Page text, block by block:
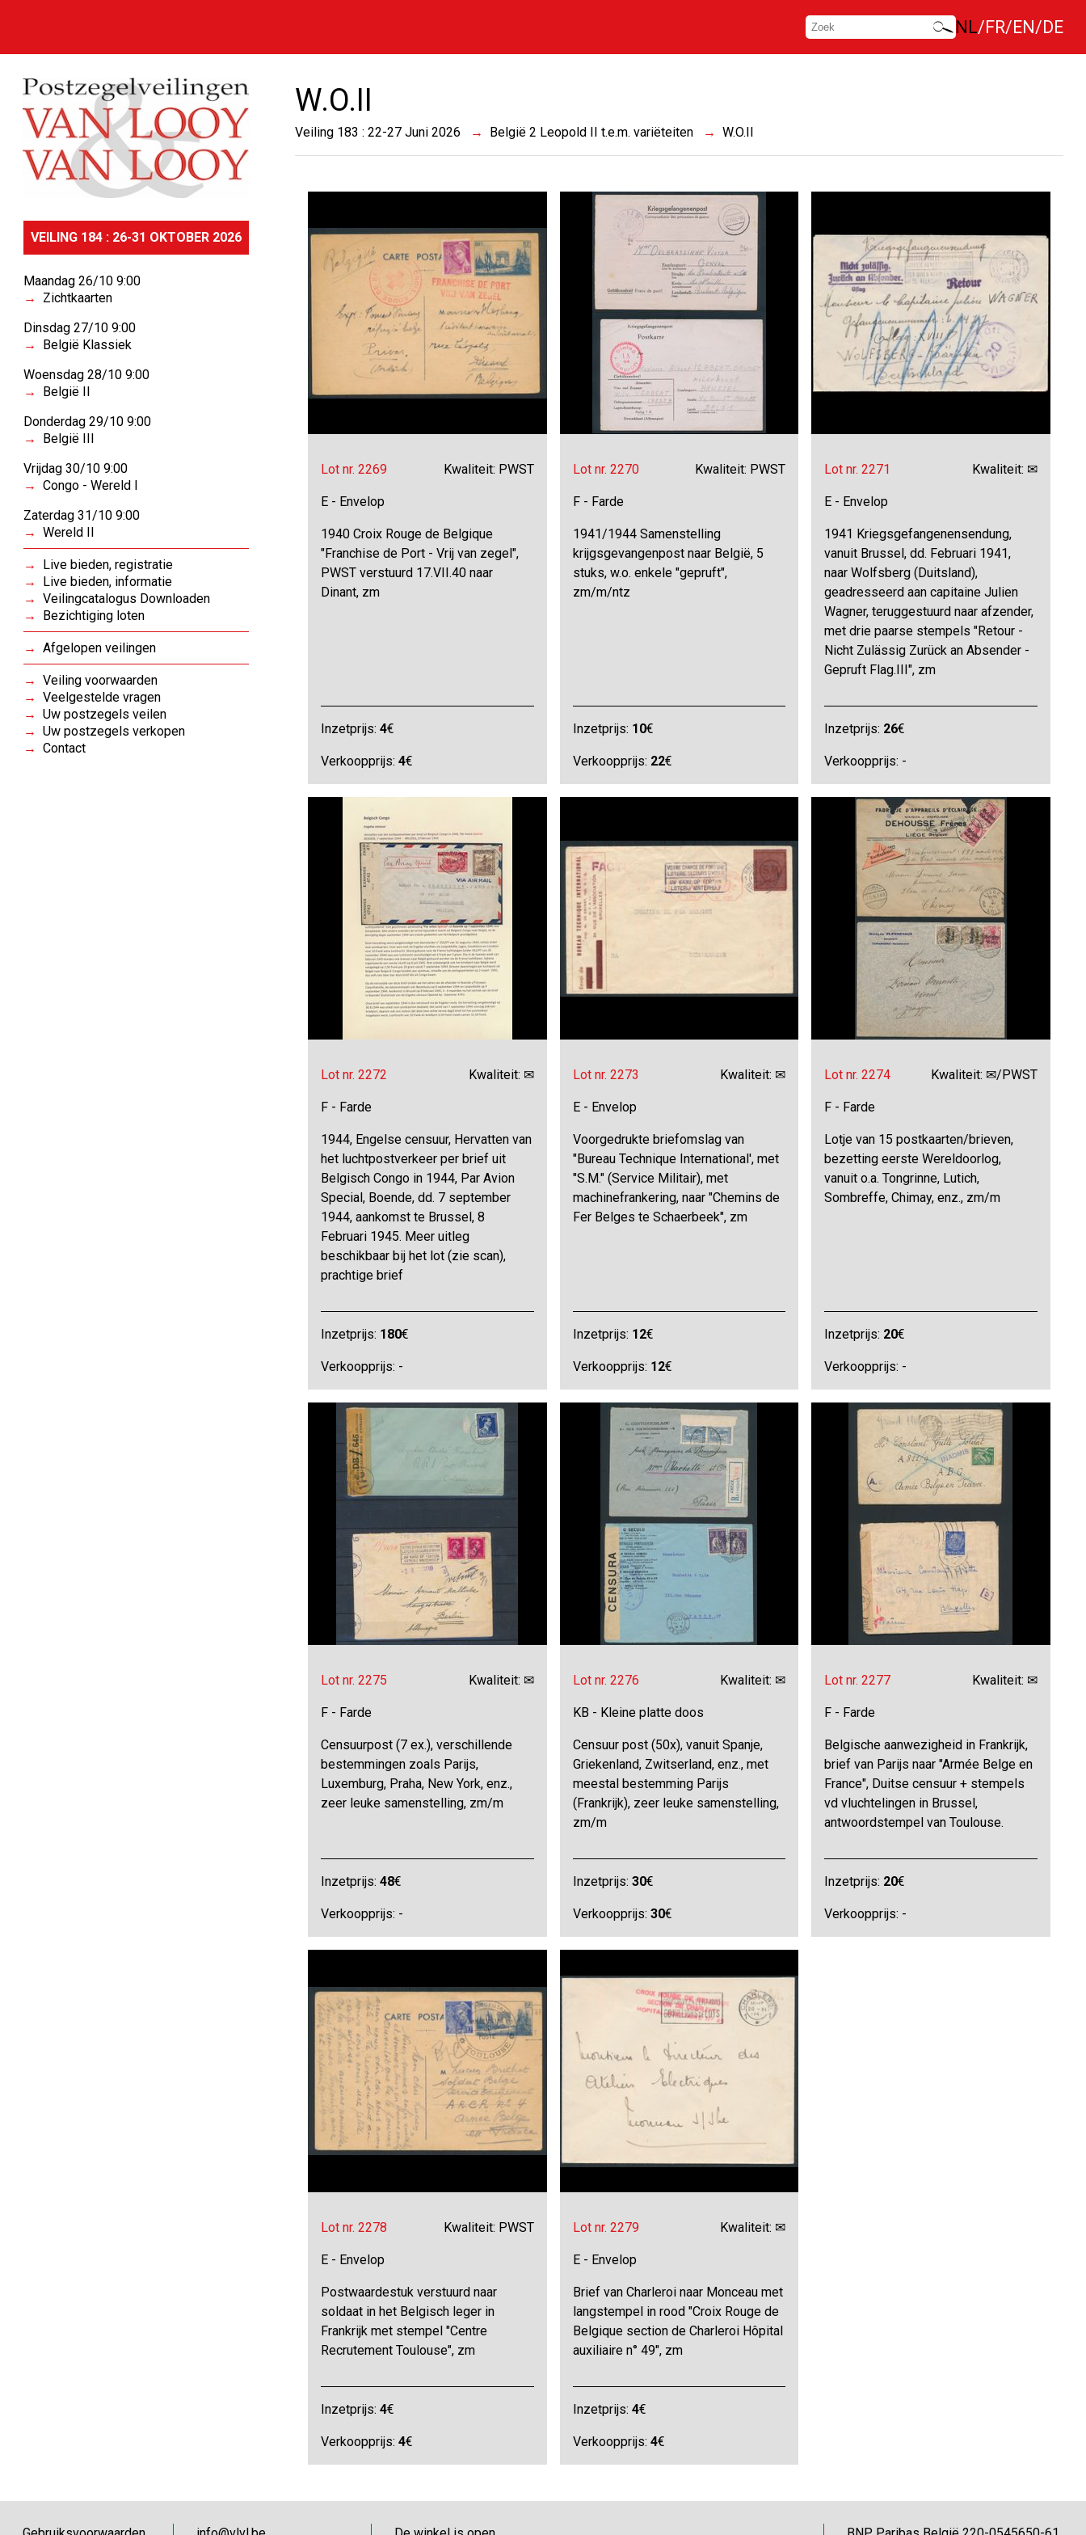
NL FR EN DE
VEILING 184 : 26-31 OKTOBER 2026
Maandag 26/10 9:00
Zichtkaarten
Dinsdag 27/10 9:00
België Klassiek
Woensdag 28/10 9:00
België II
Donderdag 29/10 9:00
België III
Vrijdag 30/10 9:00
Congo - Wereld I
Zaterdag 31/10 9:00
Wereld II
Live bieden, registratie
Live bieden, informatie
Veilingcatalogus Downloaden
Bezichtiging loten
Afgelopen veilingen
Veiling voorwaarden
Veelgestelde vragen
Uw postzegels veilen
Uw postzegels verkopen
Contact
W.O.II
Veiling 183 : 22-27 Juni 2026 België 2 Leopold II t.e.m. variëteiten W.O.II
Lot nr. 2269 Kwaliteit: PWST
E - Envelop
1940 Croix Rouge de Belgique
"Franchise de Port - Vrij van zegel",
PWST verstuurd 17.VII.40 naar
Dinant, zm
Inzetprijs:4€
Verkoopprijs:4€
Lot nr. 2270 Kwaliteit: PWST
F - Farde
1941/1944 Samenstelling
krijgsgevangenpost naar België, 5
stuks, w.o. enkele "gepruft",
zm/m/ntz
Inzetprijs: 10€
Verkoopprijs: 22€
Lot nr. 2271 Kwaliteit: ✉
E - Envelop
1941 Kriegsgefangenensendung,
vanuit Brussel, dd. Februari 1941,
naar Wolfsberg (Duitsland),
geadresseerd aan capitaine Julien
Wagner, teruggestuurd naar afzender,
met drie paarse stempels "Retour -
Nicht Zulässig Zurück an Absender -
Gepruft Flag.III", zm
Inzetprijs: 26€
Verkoopprijs: -
Lot nr. 2272 Kwaliteit: ✉
F - Farde
1944, Engelse censuur, Hervatten van
het luchtpostverkeer per brief uit
Belgisch Congo in 1944, Par Avion
Special, Boende, dd. 7 september
1944, aankomst te Brussel, 8
Februari 1945. Meer uitleg
beschikbaar bij het lot (zie scan),
prachtige brief
Inzetprijs: 180€
Verkoopprijs: -
Lot nr. 2273 Kwaliteit: ✉
E - Envelop
Voorgedrukte briefomslag van
"Bureau Technique International', met
"S.M." (Service Militair), met
machinefrankering, naar "Chemins de
Fer Belges te Schaerbeek", zm
Inzetprijs: 12€
Verkoopprijs: 12€
Lot nr. 2274 Kwaliteit: ✉/PWST
F - Farde
Lotje van 15 postkaarten/brieven,
bezetting eerste Wereldoorlog,
vanuit o.a. Tongrinne, Lutich,
Sombreffe, Chimay, enz., zm/m
Inzetprijs: 20€
Verkoopprijs: -
Lot nr. 2275 Kwaliteit: ✉
F - Farde
Censuurpost (7 ex.), verschillende
bestemmingen zoals Parijs,
Luxemburg, Praha, New York, enz.,
zeer leuke samenstelling, zm/m
Inzetprijs:48€
Verkoopprijs: -
Lot nr. 2276 Kwaliteit: ✉
KB - Kleine platte doos
Censuur post (50x), vanuit Spanje,
Griekenland, Zwitserland, enz., met
meestal bestemming Parijs
(Frankrijk), zeer leuke samenstelling,
zm/m
Inzetprijs: 30€
Verkoopprijs: 30€
Lot nr. 2277 Kwaliteit: ✉
F - Farde
Belgische aanwezigheid in Frankrijk,
brief van Parijs naar "Armée Belge en
France", Duitse censuur + stempels
vd vluchtelingen in Brussel,
antwoordstempel van Toulouse.
Inzetprijs: 20€
Verkoopprijs: -
Lot nr. 2278 Kwaliteit: PWST
E - Envelop
Postwaardestuk verstuurd naar
soldaat in het Belgisch leger in
Frankrijk met stempel "Centre
Recrutement Toulouse", zm
Inzetprijs:4€
Verkoopprijs:4€
Lot nr. 2279 Kwaliteit: ✉
E - Envelop
Brief van Charleroi naar Monceau met
langstempel in rood "Croix Rouge de
Belgique section de Charleroi Hôpital
auxiliaire n° 49", zm
Inzetprijs: 4€
Verkoopprijs: 4€